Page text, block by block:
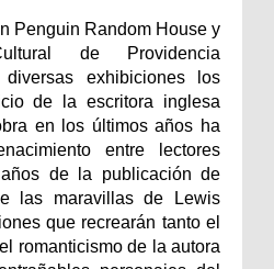
Penguin Random House y
de Providencia
diversas exhibiciones los
de la escritora inglesa
en los últimos años ha
entre lectores
de la publicación de
las maravillas de Lewis
que recrearán tanto el
romanticismo de la autora